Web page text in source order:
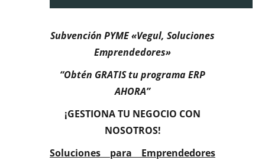
Subvención PYME «Vegul, Soluciones
Emprendedores»
“Obtén GRATIS tu programa ERP
AHORA”
¡GESTIONA TU NEGOCIO CON
NOSOTROS!
Soluciones para Emprendedores